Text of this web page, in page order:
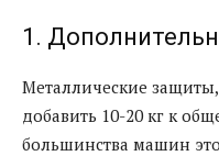
1.
Металлические
добавить 10-20 кг к
большинства машин